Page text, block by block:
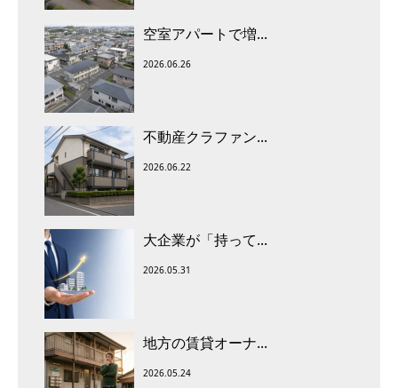
空室アパートで増...
2026.06.26
不動産クラファン...
2026.06.22
大企業が「持って...
2026.05.31
地方の賃貸オーナ...
2026.05.24